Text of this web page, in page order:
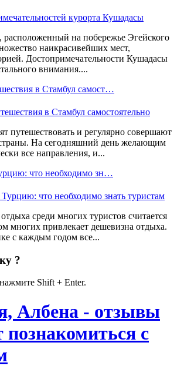
на побережье Эгейского
наикрасивейших мест,
Достопримечательности Кушадасы
внимания....
в Стамбул самост…
путешествовать и регулярно совершают
На сегодняшний день желающим
все направления, и...
что необходимо зн…
среди многих туристов считается
многих привлекает дешевизна отдыха.
с каждым годом все...
?
Shift + Enter.
Албена - отзывы
познакомиться с